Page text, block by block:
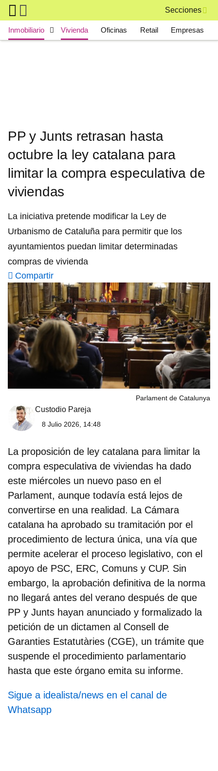
Skip to main content
Secciones
Main navigation
Inmobiliario Vivienda Oficinas Retail Empresas
PP y Junts retrasan hasta
octubre la ley catalana para
limitar la compra especulativa de
viviendas
La iniciativa pretende modificar la Ley de
Urbanismo de Cataluña para permitir que los
ayuntamientos puedan limitar determinadas
compras de vivienda
Compartir
Parlament de Catalunya
Custodio Pareja
8 Julio 2026, 14:48
La proposición de ley catalana para limitar la
compra especulativa de viviendas ha dado
este miércoles un nuevo paso en el
Parlament, aunque todavía está lejos de
convertirse en una realidad. La Cámara
catalana ha aprobado su tramitación por el
procedimiento de lectura única, una vía que
permite acelerar el proceso legislativo, con el
apoyo de PSC, ERC, Comuns y CUP. Sin
embargo, la aprobación definitiva de la norma
no llegará antes del verano después de que
PP y Junts hayan anunciado y formalizado la
petición de un dictamen al Consell de
Garanties Estatutàries (CGE), un trámite que
suspende el procedimiento parlamentario
hasta que este órgano emita su informe.
Sigue a idealista/news en el canal de
Whatsapp